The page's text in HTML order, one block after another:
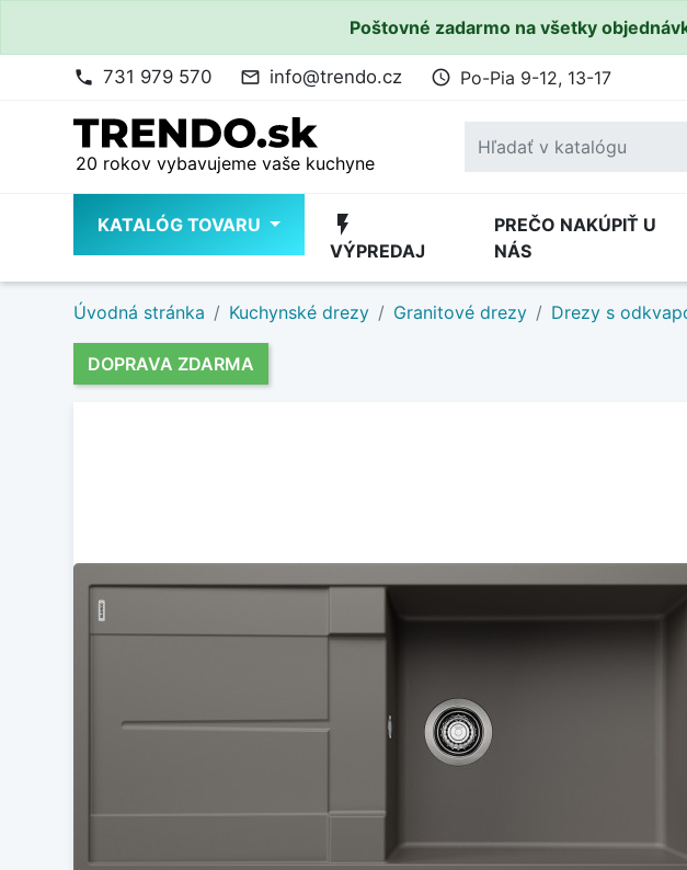
Poštovné zadarmo na všetky
phone 731 979 570 mail_outline info@trendo.cz access_time Po-Pia 9-12, 13-17
20 rokov vybavujeme vaše kuchyne
KATALÓG TOVARU flash_on
VÝPREDAJ
PREČO NAKÚPIŤ U
NÁS
Úvodná stránka Kuchynské drezy Granitové drezy Drezy s
DOPRAVA ZDARMA